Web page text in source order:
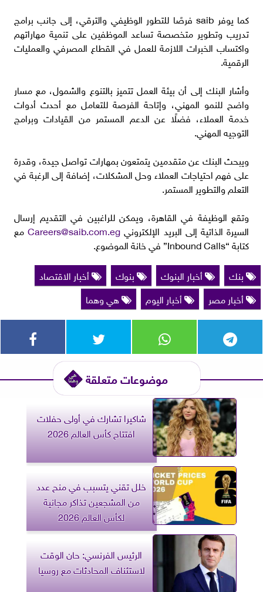
كما يوفر saib فرصًا للتطور الوظيفي والترقي، إلى جانب برامج
تدريب وتطوير متخصصة تساعد الموظفين على تنمية مهاراتهم
واكتساب الخبرات اللازمة للعمل في القطاع المصرفي والعمليات
الرقمية.
وأشار البنك إلى أن بيئة العمل تتميز بالتنوع والشمول، مع مسار
واضح للنمو المهني، وإتاحة الفرصة للتعامل مع أحدث أدوات
خدمة العملاء، فضلًا عن الدعم المستمر من القيادات وبرامج
التوجيه المهني.
ويبحث البنك عن متقدمين يتمتعون بمهارات تواصل جيدة، وقدرة
على فهم احتياجات العملاء وحل المشكلات، إضافة إلى الرغبة في
التعلم والتطوير المستمر.
وتقع الوظيفة في القاهرة، ويمكن للراغبين في التقديم إرسال
السيرة الذاتية إلى البريد الإلكتروني Careers@saib.com.egمع
كتابة “Inbound Calls” في خانة الموضوع.
بنك
أخبار البنوك بنوك
أخبار الاقتصاد
أخبار مصر
أخبار اليوم هي وهما
موضوعات متعلقة
شاكيرا تشارك في أولى حفلات
افتتاح كأس العالم 2026
خلل تقني يتسبب في منح عدد
من المشجعين تذاكر مجانية
لكأس العالم 2026
الرئيس الفرنسي: حان الوقت
لاستئناف المحادثات مع روسيا